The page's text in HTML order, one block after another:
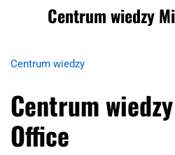
Centrum wiedzy
Centrum wiedzy
Centrum
Office